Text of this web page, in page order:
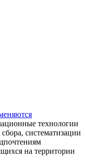
технологии
систематизации
на территории